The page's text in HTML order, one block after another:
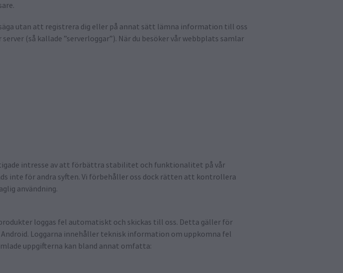
utan att registrera dig eller på annat sätt lämna information till oss
(så kallade ”serverloggar”). När du besöker vår webbplats samlar
intresse av att förbättra stabilitet och funktionalitet på vår
inte för andra syften. Vi förbehåller oss dock rätten att kontrollera
användning.
loggas fel automatiskt och skickas till oss. Detta gäller för
Loggarna innehåller teknisk information om uppkomna fel
uppgifterna kan bland annat omfatta: